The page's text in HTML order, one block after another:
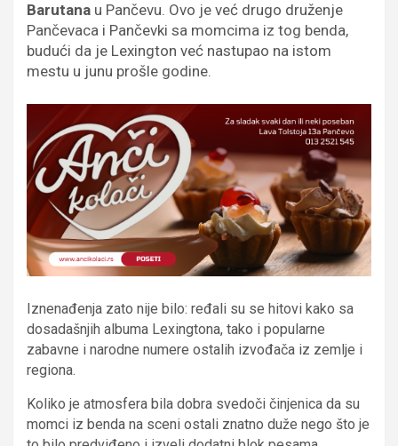
Barutana u Pančevu. Ovo je već drugo druženje
Pančevaca i Pančevki sa momcima iz tog benda,
budući da je Lexington već nastupao na istom
mestu u junu prošle godine.
Iznenađenja zato nije bilo: ređali su se hitovi kako sa
dosadašnjih albuma Lexingtona, tako i popularne
zabavne i narodne numere ostalih izvođača iz zemlje i
regiona.
Koliko je atmosfera bila dobra svedoči činjenica da su
momci iz benda na sceni ostali znatno duže nego što je